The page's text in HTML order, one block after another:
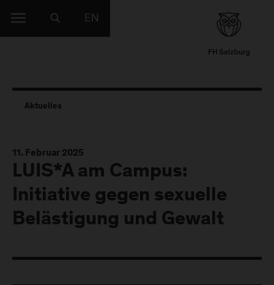
EN
Aktuelles
11. Februar 2025
LUIS*A am Campus:
Initiative gegen sexuelle
Belästigung und Gewalt